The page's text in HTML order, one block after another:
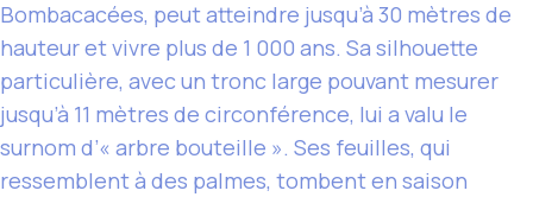
Bombacacées, peut atteindre jusqu’à 30 mètres de
hauteur et vivre plus de 1 000 ans. Sa silhouette
particulière, avec un tronc large pouvant mesurer
jusqu’à 11 mètres de circonférence, lui a valu le
surnom d’« arbre bouteille ». Ses feuilles, qui
ressemblent à des palmes, tombent en saison